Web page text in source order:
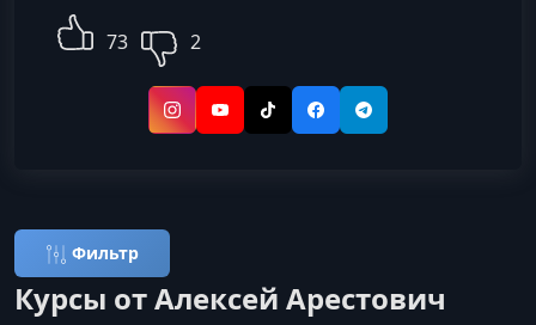
73 2
InstagramYouTubeTikTokFacebookTelegram
Фильтр
Курсы от Алексей Арестович